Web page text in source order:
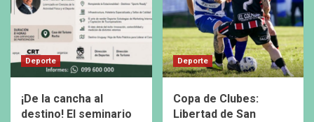
Deporte
¡De la cancha al
destino! El seminario
Deporte
Copa de Clubes:
Libertad de San